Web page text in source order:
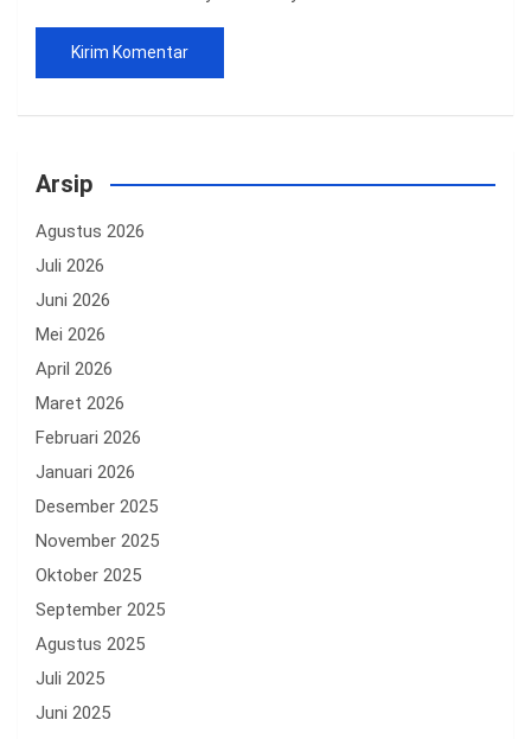
Arsip
Agustus 2026
Juli 2026
Juni 2026
Mei 2026
April 2026
Maret 2026
Februari 2026
Januari 2026
Desember 2025
November 2025
Oktober 2025
September 2025
Agustus 2025
Juli 2025
Juni 2025